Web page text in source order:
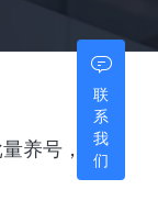
养号，直
联
系
我
们